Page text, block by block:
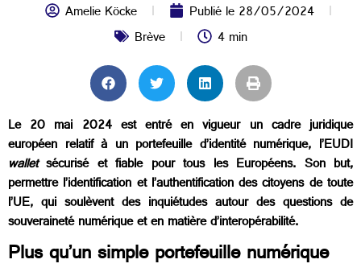
Amelie Köcke Publié le28/05/2024
Brève
4 min
Le 20 mai 2024 est entré en vigueur un cadre juridique
européen relatif à un portefeuille d’identité numérique, l’EUDI
walletsécurisé et fiable pour tous les Européens. Son but,
permettre l’identification et l’authentification des citoyens de toute
l’UE, qui soulèvent des inquiétudes autour des questions de
souveraineté numérique et en matière d’interopérabilité.
Plus qu’un simple portefeuille numérique